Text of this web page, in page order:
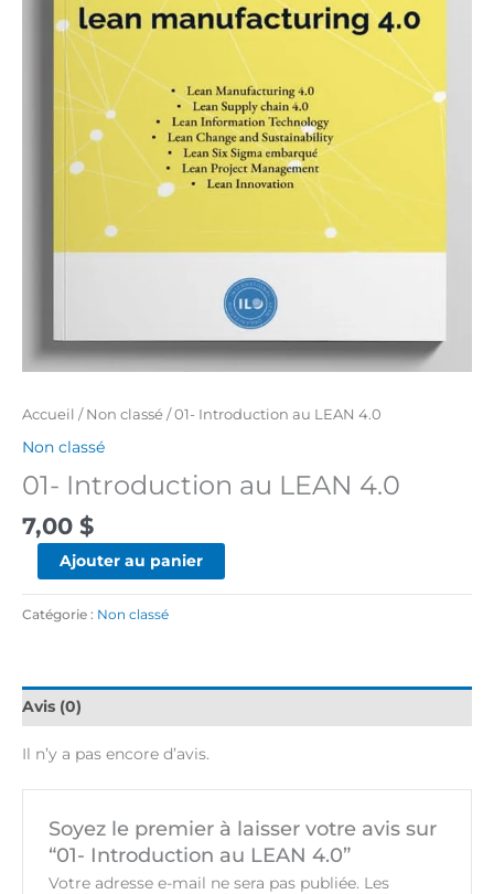
Accueil / Non classé / 01- Introduction au LEAN 4.0
Non classé
01- Introduction au LEAN 4.0
7,00 $
Ajouter au panier
Catégorie : Non classé
Avis (0)
Il n’y a pas encore d’avis.
Soyez le premier à laisser votre avis sur
“01- Introduction au LEAN 4.0”
Votre adresse e-mail ne sera pas publiée. Les